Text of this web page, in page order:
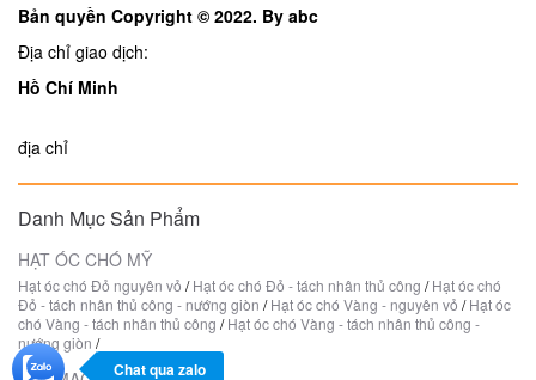
Bản quyền Copyright © 2022. By abc
Địa chỉ giao dịch:
Hồ Chí Minh
địa chỉ
Danh Mục Sản Phẩm
HẠT ÓC CHÓ MỸ
Hạt óc chó Đỏ nguyên vỏ /Hạt óc chó Đỏ - tách nhân thủ công /Hạt óc chó
Đỏ - tách nhân thủ công - nướng giòn /Hạt óc chó Vàng - nguyên vỏ /Hạt óc
chó Vàng - tách nhân thủ công /Hạt óc chó Vàng - tách nhân thủ công -
nướng giòn /
Chat qua zalo